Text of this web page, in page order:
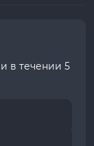
в течении 5